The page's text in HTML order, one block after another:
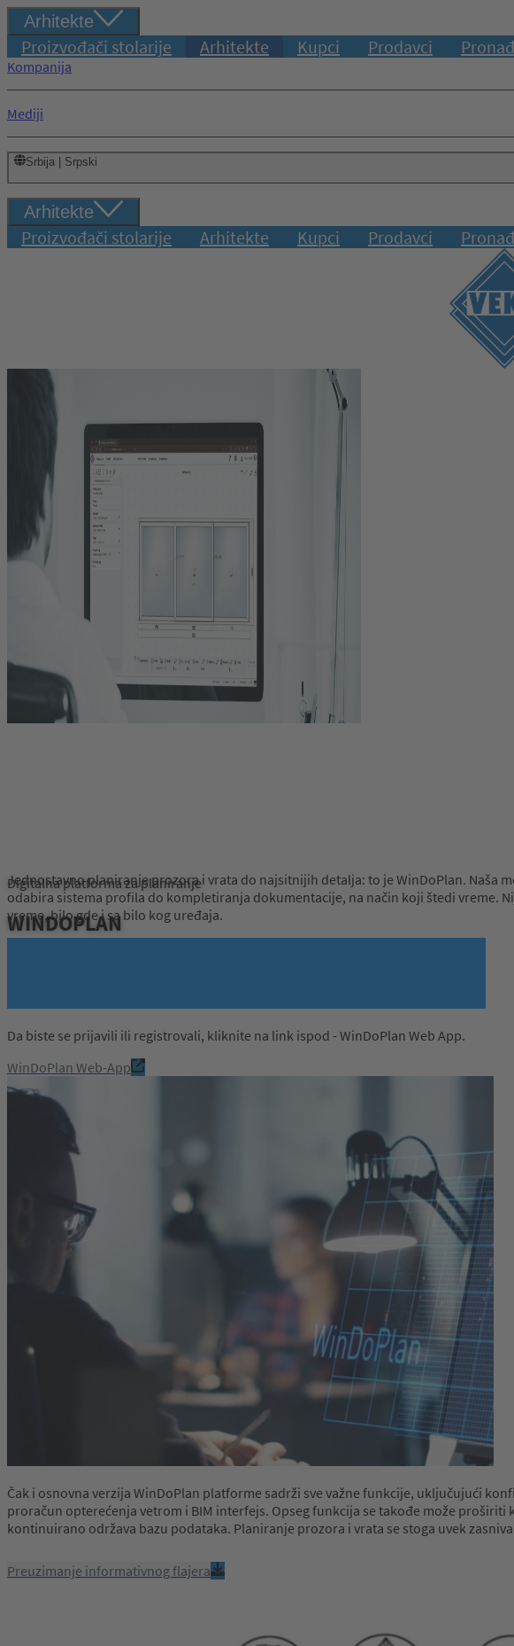
Arhitekte
Proizvođači stolarije Arhitekte Kupci Prodavci
Kompanija
Mediji
Srbija | Srpski
Arhitekte
Proizvođači stolarije Arhitekte Kupci Prodavci
Prijava
Digitalna platforma za planiranje
WINDOPLAN
Jednostavno planiranje prozora i vrata do najsitnijih detalja: to je WinDoPlan. Naša
odabira sistema profila do kompletiranja dokumentacije, na način koji štedi vreme.
vreme, bilo gde i sa bilo kog uređaja.
Da biste se prijavili ili registrovali, kliknite na link ispod - WinDoPlan Web App.
WinDoPlan Web-App
Čak i osnovna verzija WinDoPlan platforme sadrži sve važne funkcije, uključujući
proračun opterećenja vetrom i BIM interfejs. Opseg funkcija se takođe može
kontinuirano održava bazu podataka. Planiranje prozora i vrata se stoga uvek
Preuzimanje informativnog flajera